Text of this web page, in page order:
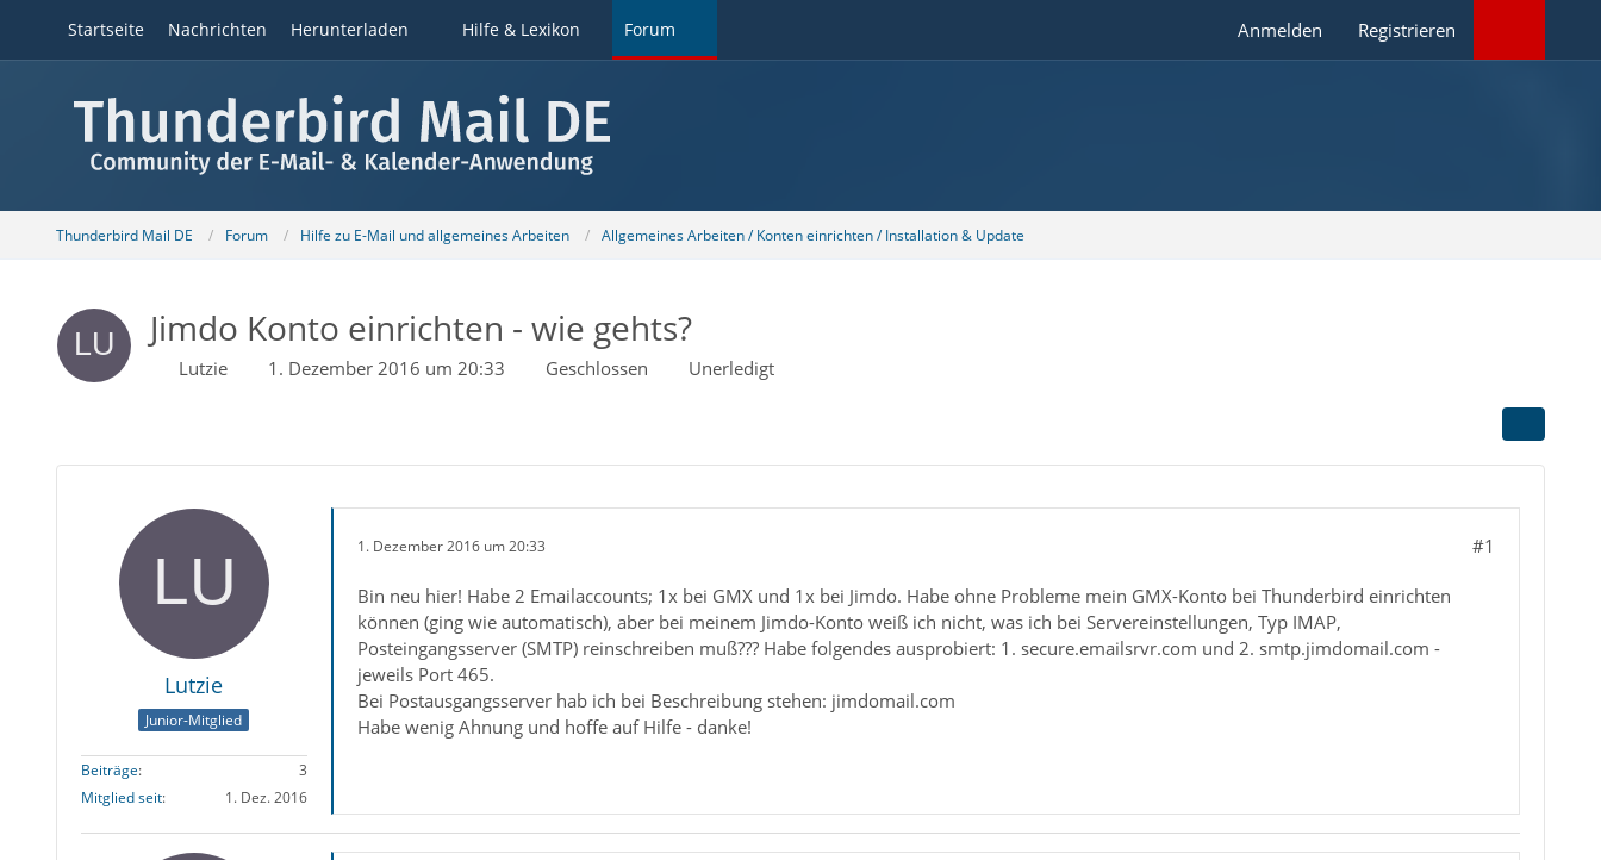
Startseite Nachrichten Herunterladen Hilfe & Lexikon Forum Anmelden Registrieren
Thunderbird Mail DE Forum Hilfe zu E-Mail und allgemeines Arbeiten Allgemeines Arbeiten / Konten einrichten / Installation & Update
Jimdo Konto einrichten - wie gehts?
Lutzie 1. Dezember 2016 um 20:33 Geschlossen Unerledigt
Lutzie
Junior-Mitglied
Beiträge
3
Mitglied seit
1. Dez. 2016
1. Dezember 2016 um 20:33 #1
Bin neu hier! Habe 2 Emailaccounts; 1x bei GMX und 1x bei Jimdo. Habe ohne Probleme mein GMX-Konto bei Thunderbird einrichten
können (ging wie automatisch), aber bei meinem Jimdo-Konto weiß ich nicht, was ich bei Servereinstellungen, Typ IMAP,
Posteingangsserver (SMTP) reinschreiben muß??? Habe folgendes ausprobiert: 1. secure.emailsrvr.com und 2. smtp.jimdomail.com -
jeweils Port 465.
Bei Postausgangsserver hab ich bei Beschreibung stehen: jimdomail.com
Habe wenig Ahnung und hoffe auf Hilfe - danke!